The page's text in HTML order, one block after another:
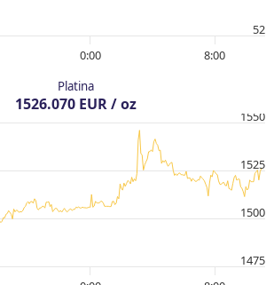
0:00 8:00
52
Platina
1526.070 EUR / oz
1475
1500
1525
1550